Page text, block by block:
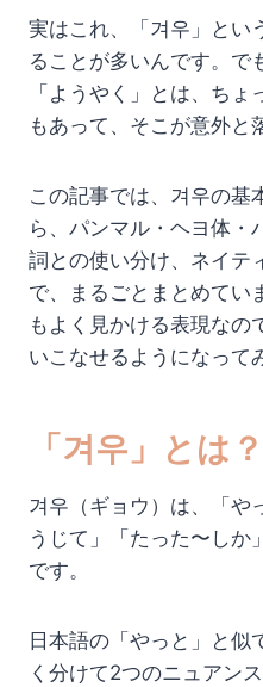
実はこれ、「겨우」とい
ることが多いんです。で
「ようやく」とは、ち
もあって、そこが意外と
この記事では、겨우の基
ら、パンマル・ヘヨ体・
詞との使い分け、ネイテ
で、まるごとまとめてい
もよく見かける表現なの
いこなせるようになって
「겨우」とは？
겨우（ギョウ）は、「や
うじて」「たった〜しか
です。
日本語の「やっと」と似
く分けて2つのニュアン